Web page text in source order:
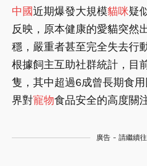
中國近期爆發大規模貓咪疑
反映，原本健康的愛貓突然
穩，嚴重者甚至完全失去行
根據飼主互助社群統計，目
隻，其中超過6成曾長期食
界對寵物食品安全的高度關注
廣告 - 請繼續